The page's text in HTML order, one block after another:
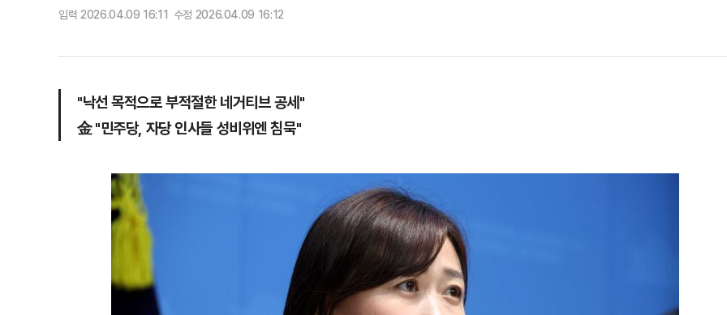
입력 2026.04.09 16:11 수정 2026.04.09 16:12
"낙선 목적으로 부적절한 네거티브 공세"
金 "민주당, 자당 인사들 성비위엔 침묵"